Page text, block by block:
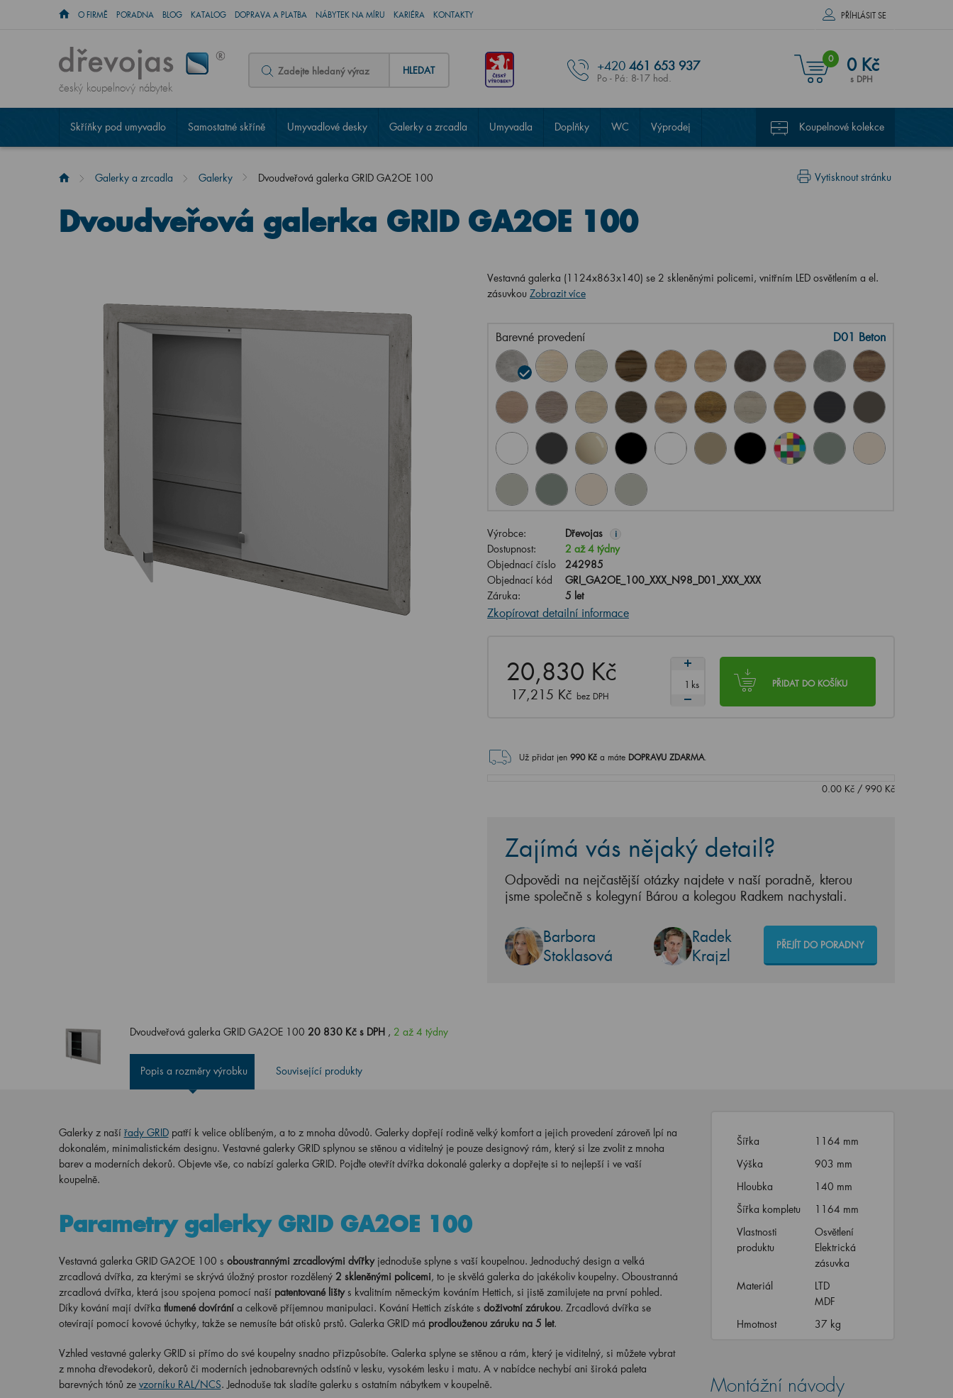
O FIRMĚ PORADNA BLOG KATALOG DOPRAVA A PLATBA NÁBYTEK NA MÍRU KARIÉRA KONTAKTY PŘÍHLÁSIT SE
český koupelnový nábytek
HLEDAT +420 461 653 937
Po - Pá: 8-17 hod.
0 0 Kč
s DPH
Skříňky pod umyvadlo Samostatné skříně Umyvadlové desky Galerky a zrcadla Umyvadla Doplňky WC Výprodej Koupelnové kolekce
Vytisknout stránku
Galerky a zrcadla Galerky Dvoudveřová galerka GRID GA2OE 100
Dvoudveřová galerka GRID GA2OE 100
Vestavná galerka (1124x863x140) se 2 skleněnými policemi, vnitřním LED osvětlením a el.
zásuvkou Zobrazit více
Barevné provedení D01 Beton
Výrobce: Dřevojas i
Dostupnost:
2 až 4 týdny
Objednací číslo
242985
Objednací kód
GRI_GA2OE_100_XXX_N98_D01_XXX_XXX
Záruka:
5 let
Zkopírovat detailní informace
20,830 Kč
17,215 Kč bez DPH
PŘIDAT DO KOŠÍKU
ks
Už přidat jen 990Kč a máte DOPRAVU ZDARMA.
0.00Kč/ 990Kč
Zajímá vás nějaký detail?
Odpovědi na nejčastější otázky najdete v naší poradně, kterou
jsme společně s kolegyní Bárou a kolegou Radkem nachystali.
Barbora
Stoklasová
Radek
Krajzl
PŘEJÍT DO PORADNY
Dvoudveřová galerka GRID GA2OE 10020 830 Kč s DPH , 2 až 4 týdny
Popis a rozměry výrobku Související produkty
Galerky z naší řady GRID patří k velice oblíbeným, a to z mnoha důvodů. Galerky dopřejí rodině velký komfort a jejich provedení zároveň lpí na
dokonalém, minimalistickém designu. Vestavné galerky GRID splynou se stěnou a viditelný je pouze designový rám, který si lze zvolit z mnoha
barev a moderních dekorů. Objevte vše, co nabízí galerka GRID. Pojďte otevřít dvířka dokonalé galerky a dopřejte si to nejlepší i ve vaší
koupelně.
Parametry galerky GRID GA2OE 100
Vestavná galerka GRID GA2OE 100 s oboustrannými zrcadlovými dvířky jednoduše splyne s vaší koupelnou. Jednoduchý design a velká
zrcadlová dvířka, za kterými se skrývá úložný prostor rozdělený 2 skleněnými policemi, to je skvělá galerka do jakékoliv koupelny. Oboustranná
zrcadlová dvířka, která jsou spojena pomocí naší patentované lišty s kvalitním německým kováním Hettich, si jistě zamilujete na první pohled.
Díky kování mají dvířka tlumené dovírání a celkově příjemnou manipulaci. Kování Hettich získáte s doživotní zárukou. Zrcadlová dvířka se
otevírají pomocí kovové úchytky, takže se nemusíte bát otisků prstů. Galerka GRID má prodlouženou záruku na 5 let.
Vzhled vestavné galerky GRID si přímo do své koupelny snadno přizpůsobíte. Galerka splyne se stěnou a rám, který je viditelný, si můžete vybrat
z mnoha dřevodekorů, dekorů či moderních jednobarevných odstínů v lesku, vysokém lesku i matu. A v nabídce nechybí ani široká paleta
barevných tónů ze vzorníku RAL/NCS. Jednoduše tak sladíte galerku s ostatním nábytkem v koupelně.
Šířka
1164 mm
Výška
903 mm
Hloubka
140 mm
Šířka kompletu
1164 mm
Vlastnosti
produktu
Osvětlení
Elektrická
zásuvka
Materiál
LTD
MDF
Hmotnost
37 kg
Montážní návody